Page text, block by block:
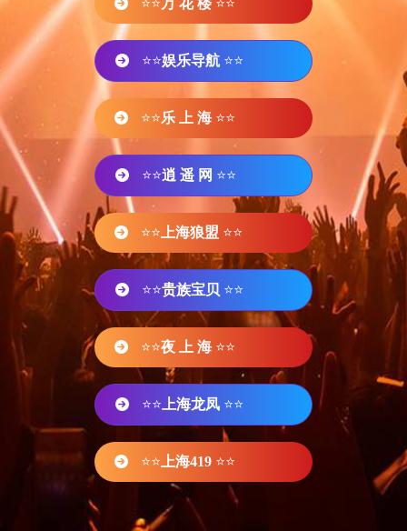
⭐⭐万 花 楼 ⭐⭐
⭐⭐娱乐导航 ⭐⭐
⭐⭐乐 上 海 ⭐⭐
⭐⭐逍 遥 网 ⭐⭐
⭐⭐ 上海狼盟 ⭐⭐
⭐⭐贵族宝贝 ⭐⭐
⭐⭐夜 上 海 ⭐⭐
⭐⭐ 上海龙凤 ⭐⭐
⭐⭐ 上海419 ⭐⭐